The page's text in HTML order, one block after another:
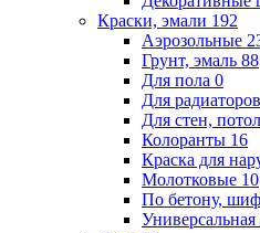
Краски, эмали 192
Аэрозольные
Грунт, эмаль 88
Для пола 0
Для радиаторов
Для стен,
Колоранты 16
Краска для
Молотковые 10
По бетону,
Универсальная